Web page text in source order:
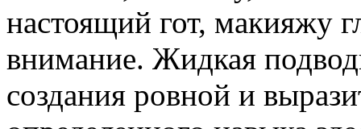
настоящий гот, макияжу
внимание. Жидкая
создания ровной и